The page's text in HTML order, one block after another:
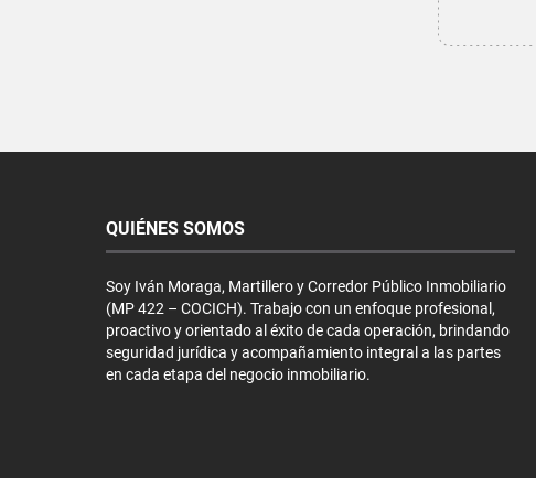
QUIÉNES SOMOS
Soy Iván Moraga, Martillero y Corredor Público Inmobiliario
(MP 422 – COCICH). Trabajo con un enfoque profesional,
proactivo y orientado al éxito de cada operación, brindando
seguridad jurídica y acompañamiento integral a las partes
en cada etapa del negocio inmobiliario.